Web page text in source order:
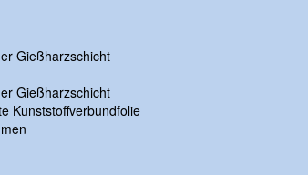
Gießharzschicht
Gießharzschicht
Kunststoffverbundfolie